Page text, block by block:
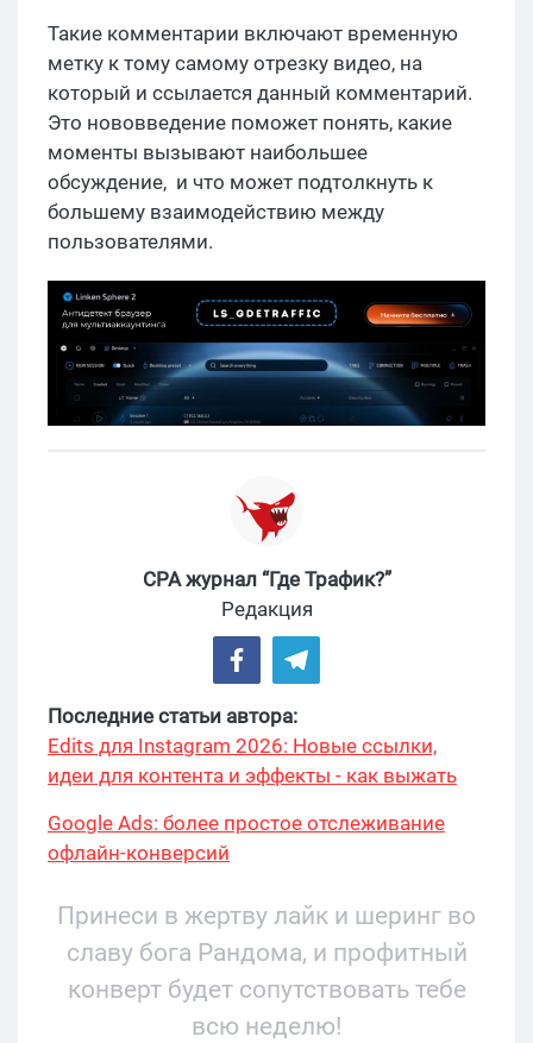
Такие комментарии включают временную
метку к тому самому отрезку видео, на
который и ссылается данный комментарий.
Это нововведение поможет понять, какие
моменты вызывают наибольшее
обсуждение, и что может подтолкнуть к
большему взаимодействию между
пользователями.
CPA журнал “Где Трафик?”
Редакция
Последние статьи автора:
Edits для Instagram 2026: Новые ссылки,
идеи для контента и эффекты - как выжать
Google Ads: более простое отслеживание
офлайн-конверсий
Принеси в жертву лайк и шеринг во
славу бога Рандома, и профитный
конверт будет сопутствовать тебе
всю неделю!